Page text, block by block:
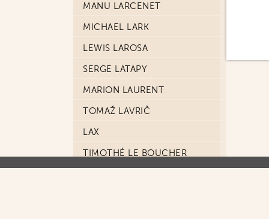
MANU LARCENET
MICHAEL LARK
LEWIS LAROSA
SERGE LATAPY
MARION LAURENT
TOMAŽ LAVRIČ
LAX
TIMOTHÉ LE BOUCHER